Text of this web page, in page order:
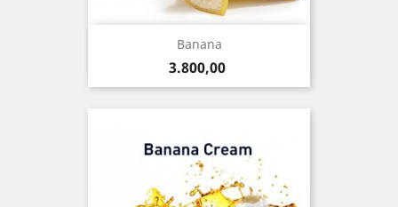
Banana
Precio
3.800,00